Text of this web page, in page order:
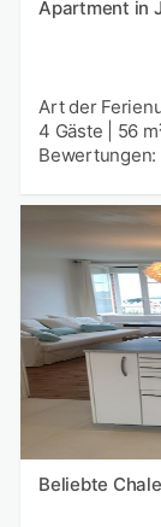
Apartment in
Art der
4 Gäste
56
Bewertungen:
Beliebte